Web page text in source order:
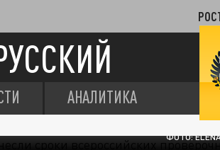
АНАЛИТИКА
ФОТО: ELENA